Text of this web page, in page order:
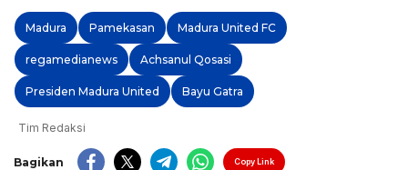
Madura Pamekasan Madura United FC
regamedianews Achsanul Qosasi
Presiden Madura United Bayu Gatra
Tim Redaksi
Bagikan Copy Link